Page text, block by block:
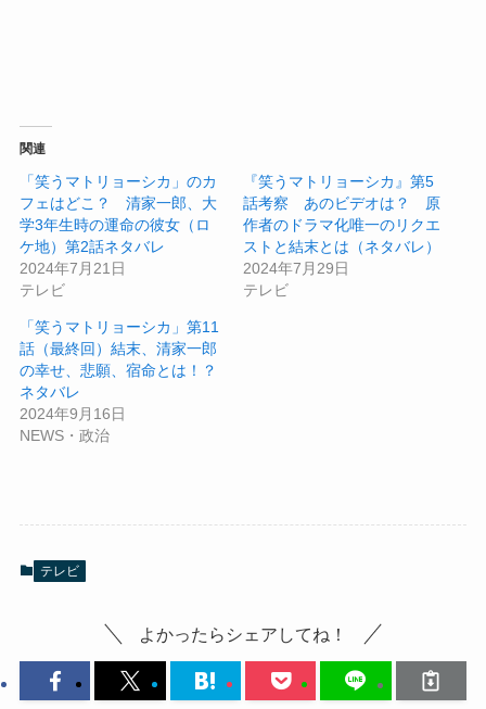
関連
「笑うマトリョーシカ」のカ
フェはどこ？ 清家一郎、大
学3年生時の運命の彼女（ロ
ケ地）第2話ネタバレ
2024年7月21日
テレビ
『笑うマトリョーシカ』第5
話考察 あのビデオは？ 原
作者のドラマ化唯一のリクエ
ストと結末とは（ネタバレ）
2024年7月29日
テレビ
「笑うマトリョーシカ」第11
話（最終回）結末、清家一郎
の幸せ、悲願、宿命とは！？
ネタバレ
2024年9月16日
NEWS・政治
テレビ
よかったらシェアしてね！